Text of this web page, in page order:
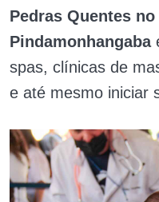
Pedras Quentes no
Pindamonhangaba
spas, clínicas de
e até mesmo iniciar